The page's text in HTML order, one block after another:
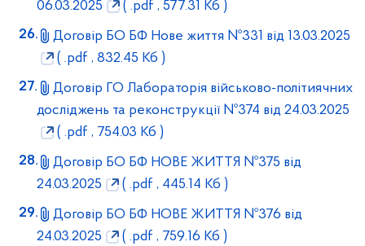
06.03.2025
( .pdf , 577.31 Кб )
Договір БО БФ Нове життя №331 від 13.03.2025
( .pdf , 832.45 Кб )
Договір ГО Лабораторія військово-політиячних
досліджень та реконструкції №374 від 24.03.2025
( .pdf , 754.03 Кб )
Договір БО БФ НОВЕ ЖИТТЯ №375 від
24.03.2025
( .pdf , 445.14 Кб )
Договір БО БФ НОВЕ ЖИТТЯ №376 від
24.03.2025
( .pdf , 759.16 Кб )